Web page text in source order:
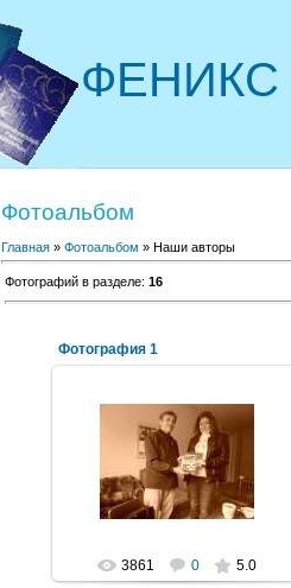
ФЕНИКС
Фотоальбом
Главная » Фотоальбом » Наши авторы
Фотографий в разделе: 16
Фотография 1
05.10.2013
Синяя_ворона_
3861 0 5.0